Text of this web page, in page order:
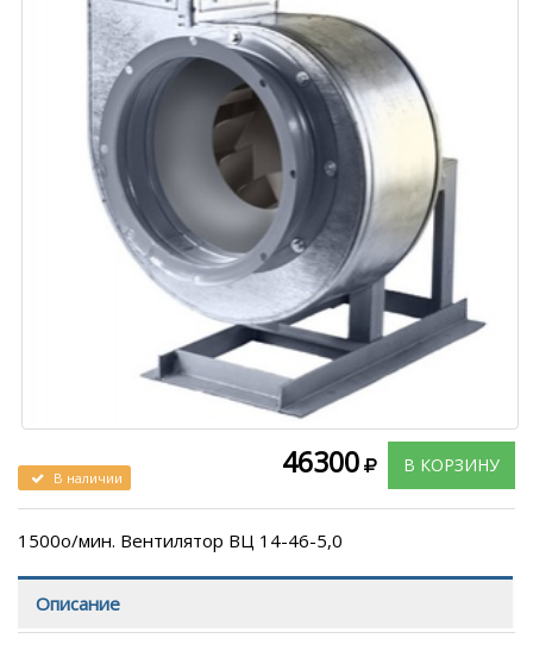
В КОРЗИНУ
46300
В наличии
1500о/мин. Вентилятор ВЦ 14-46-5,0
Описание